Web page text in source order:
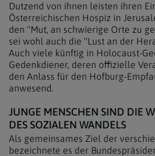
Dutzend von ihnen leisten ihren
Österreichischen Hospiz in
den "Mut, an schwierige Orte zu
sei wohl auch die "Lust an der
Auch viele künftig in Holocaust-
Gedenkdiener, deren offizielle
den Anlass für den Hofburg-
anwesend.
JUNGE MENSCHEN SIND DIE
DES SOZIALEN WANDELS
Als gemeinsames Ziel der
bezeichnete es der